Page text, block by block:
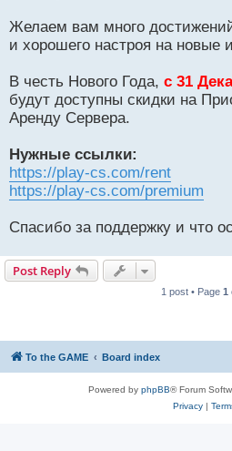
Желаем вам много
и хорошего настроя на новые
В честь Нового Года, с 31
будут доступны скидки на
Аренду Сервера.
Нужные ссылки:
https://play-cs.com/rent
https://play-cs.com/premium
Спасибо за поддержку и что
Post Reply
1 post • Page 1
To the GAME Board index
Powered by phpBB® Forum
Privacy|